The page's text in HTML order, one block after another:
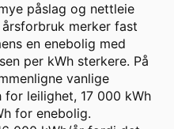
påslag og nettleie
merker fast
en enebolig med
per kWh sterkere. På
vanlige
for leilighet, 17 000 kWh
for enebolig.